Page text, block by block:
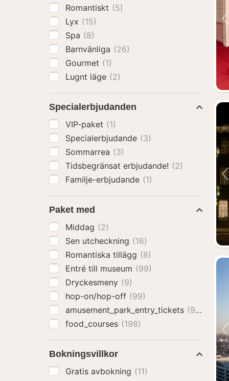
Romantiskt (5)
Lyx (15)
Spa (8)
Barnvänliga (26)
Gourmet (1)
Lugnt läge (2)
Specialerbjudanden
VIP-paket (1)
Specialerbjudande (3)
Sommarrea (3)
Tidsbegränsat erbjudande! (2)
Familje-erbjudande (1)
Paket med
Middag (2)
Sen utcheckning (16)
Romantiska tillägg (8)
Entré till museum (99)
Dryckesmeny (9)
hop-on/hop-off (99)
amusement_park_entry_tickets (95)
food_courses (198)
Bokningsvillkor
Gratis avbokning (11)